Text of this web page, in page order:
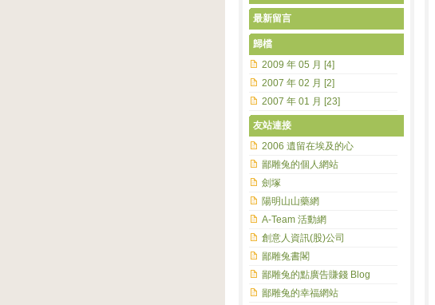
最新留言
歸檔
2009 年 05 月 [4]
2007 年 02 月 [2]
2007 年 01 月 [23]
友站連接
2006 遺留在埃及的心
鄙雕兔的個人網站
劍塚
陽明山山藥網
A-Team 活動網
創意人資訊(股)公司
鄙雕兔書閣
鄙雕兔的點廣告賺錢 Blog
鄙雕兔的幸福網站